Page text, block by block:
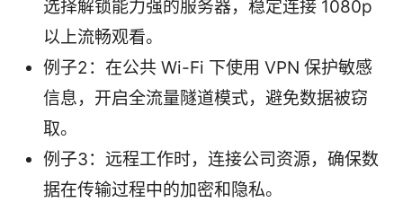
选择解锁能力强的服务器，稳定连接 1080p
以上流畅观看。
例子2：在公共 Wi-Fi 下使用 VPN 保护敏感
信息，开启全流量隧道模式，避免数据被窃
取。
例子3：远程工作时，连接公司资源，确保数
据在传输过程中的加密和隐私。